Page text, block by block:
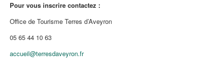
Pour vous inscrire contactez :
Office de Tourisme Terres d’Aveyron
05 65 44 10 63
accueil@terresdaveyron.fr